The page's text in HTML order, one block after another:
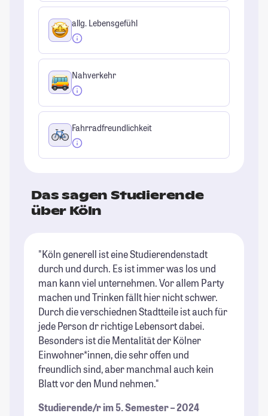
allg. Lebensgefühl
Nahverkehr
Fahrradfreundlichkeit
Das sagen Studierende
über Köln
"Köln generell ist eine Studierendenstadt
durch und durch. Es ist immer was los und
man kann viel unternehmen. Vor allem Party
machen und Trinken fällt hier nicht schwer.
Durch die verschiednen Stadtteile ist auch für
jede Person dr richtige Lebensort dabei.
Besonders ist die Mentalität der Kölner
Einwohner*innen, die sehr offen und
freundlich sind, aber manchmal auch kein
Blatt vor den Mund nehmen."
Studierende/r im 5. Semester – 2024